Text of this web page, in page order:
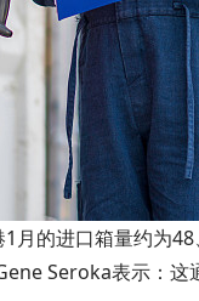
月的进口箱量约为
Seroka表示：